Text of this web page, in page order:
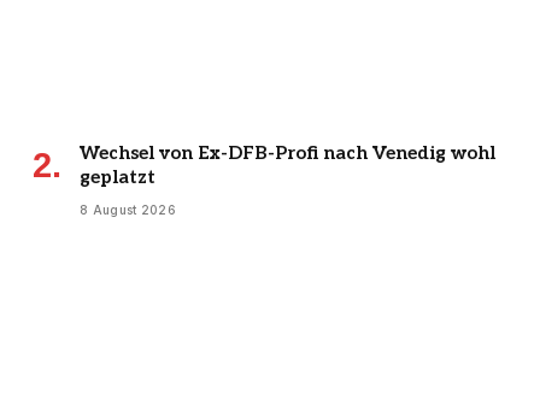
Wechsel von Ex-DFB-Profi nach Venedig wohl
geplatzt
8 August 2026